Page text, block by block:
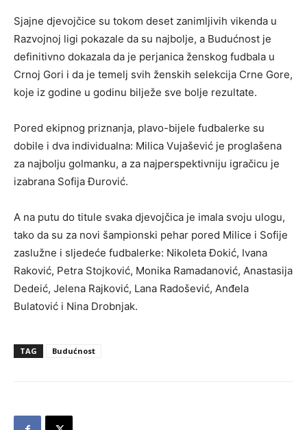
Sjajne djevojčice su tokom deset zanimljivih vikenda u
Razvojnoj ligi pokazale da su najbolje, a Budućnost je
definitivno dokazala da je perjanica ženskog fudbala u
Crnoj Gori i da je temelj svih ženskih selekcija Crne Gore,
koje iz godine u godinu bilježe sve bolje rezultate.
Pored ekipnog priznanja, plavo-bijele fudbalerke su
dobile i dva individualna: Milica Vujašević je proglašena
za najbolju golmanku, a za najperspektivniju igračicu je
izabrana Sofija Đurović.
A na putu do titule svaka djevojčica je imala svoju ulogu,
tako da su za novi šampionski pehar pored Milice i Sofije
zaslužne i sljedeće fudbalerke: Nikoleta Đokić, Ivana
Raković, Petra Stojković, Monika Ramadanović, Anastasija
Dedeić, Jelena Rajković, Lana Radošević, Anđela
Bulatović i Nina Drobnjak.
TAG Budućnost